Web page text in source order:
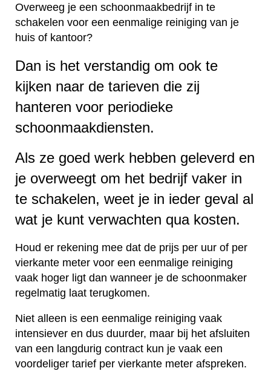
Overweeg je een schoonmaakbedrijf in te
schakelen voor een eenmalige reiniging van je
huis of kantoor?
Dan is het verstandig om ook te
kijken naar de tarieven die zij
hanteren voor periodieke
schoonmaakdiensten.
Als ze goed werk hebben geleverd en
je overweegt om het bedrijf vaker in
te schakelen, weet je in ieder geval al
wat je kunt verwachten qua kosten.
Houd er rekening mee dat de prijs per uur of per
vierkante meter voor een eenmalige reiniging
vaak hoger ligt dan wanneer je de schoonmaker
regelmatig laat terugkomen.
Niet alleen is een eenmalige reiniging vaak
intensiever en dus duurder, maar bij het afsluiten
van een langdurig contract kun je vaak een
voordeliger tarief per vierkante meter afspreken.